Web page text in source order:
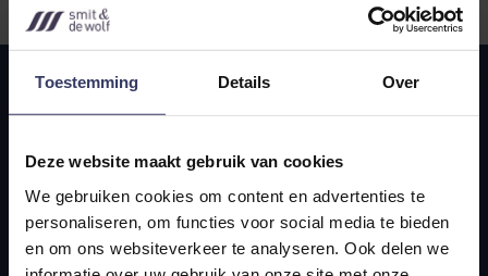
Toestemming Details Over
Deze website maakt gebruik van cookies
We gebruiken cookies om content en advertenties te
personaliseren, om functies voor social media te bieden
en om ons websiteverkeer te analyseren. Ook delen we
Navigation